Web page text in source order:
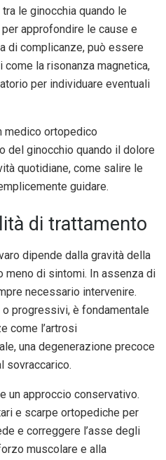
le ginocchia quando le
approfondire le cause e
di complicanze, può essere
la risonanza magnetica,
per individuare eventuali
medico ortopedico
del ginocchio quando il dolore
quotidiane, come salire le
guidare.
di trattamento
dipende dalla gravità della
meno di sintomi. In assenza di
necessario intervenire.
progressivi, è fondamentale
come l’artrosi
una degenerazione precoce
sovraccarico.
un approccio conservativo.
e scarpe ortopediche per
e correggere l’asse degli
muscolare e alla